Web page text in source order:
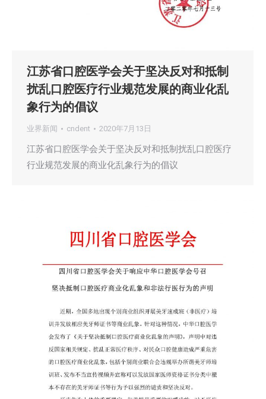
江苏省口腔医学会关于坚决反对和抵制
扰乱口腔医疗行业规范发展的商业化乱
象行为的倡议
业界新闻 cndent 2020年7月13日
江苏省口腔医学会关于坚决反对和抵制扰乱口腔医疗
行业规范发展的商业化乱象行为的倡议